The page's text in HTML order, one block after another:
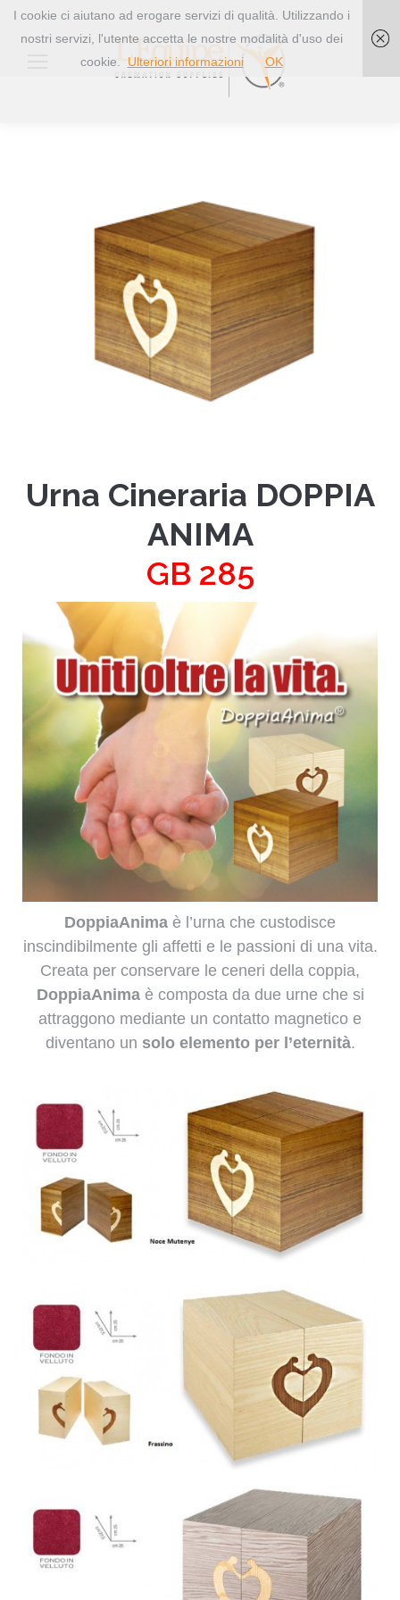
Urna Cineraria DOPPIA
ANIMA
GB 285
DoppiaAnima è l’urna che custodisce
inscindibilmente gli affetti e le passioni di una vita.
Creata per conservare le ceneri della coppia,
DoppiaAnimaè composta da due urne che si
attraggono mediante un contatto magnetico e
diventano un solo elemento per l’eternità.
I cookie ci aiutano ad erogare servizi di qualità. Utilizzando i
nostri servizi, l'utente accetta le nostre modalità d'uso dei
cookie.
Ulteriori informazioni OK